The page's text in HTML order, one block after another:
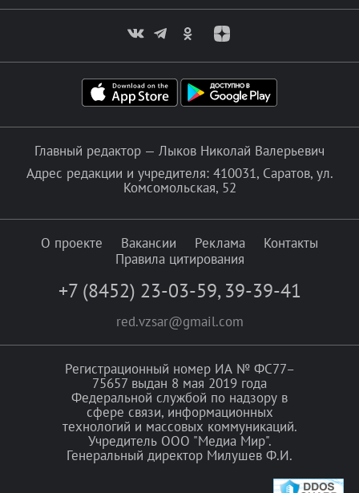
Главный редактор — Лыков Николай Валерьевич
Адрес редакции и учредителя: 410031, Саратов, ул.
Комсомольская, 52
О проекте Вакансии Реклама
Контакты
Правила цитирования
+7 (8452) 23-03-59, 39-39-41
red.vzsar@gmail.com
Регистрационный номер ИА № ФС77–
75657 выдан 8 мая 2019 года
Федеральной службой по надзору в
сфере связи, информационных
технологий и массовых коммуникаций.
Учредитель ООО "Медиа Мир".
Генеральный директор Милушев Ф.И.